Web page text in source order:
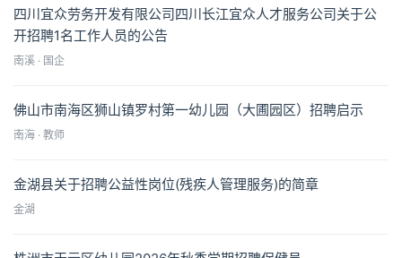
四川宜众劳务开发有限公司四川长江宜众人才服务公司关于公
开招聘1名工作人员的公告
南溪 · 国企
佛山市南海区狮山镇罗村第一幼儿园（大圃园区）招聘启示
南海 · 教师
金湖县关于招聘公益性岗位(残疾人管理服务)的简章
金湖